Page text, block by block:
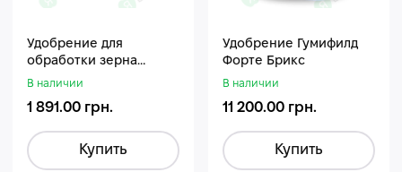
Удобрение для
обработки зерна
Стармакс Гумифос
В наличии
1 891.00 грн.
Купить
Удобрение Гумифилд
Форте Брикс
В наличии
11 200.00 грн.
Купить